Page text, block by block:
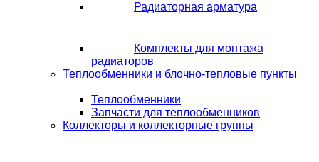
Радиаторная арматура
Комплекты для монтажа
радиаторов
Теплообменники и блочно-тепловые пункты
Теплообменники
Запчасти для теплообменников
Коллекторы и коллекторные группы